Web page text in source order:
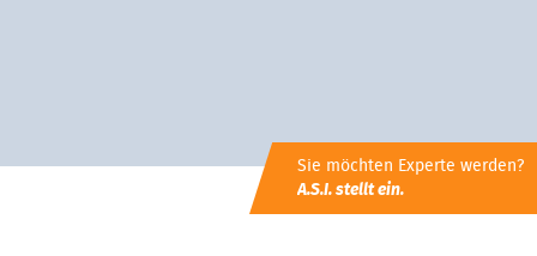
Sie möchten Experte werden?
A.S.I. stellt ein.